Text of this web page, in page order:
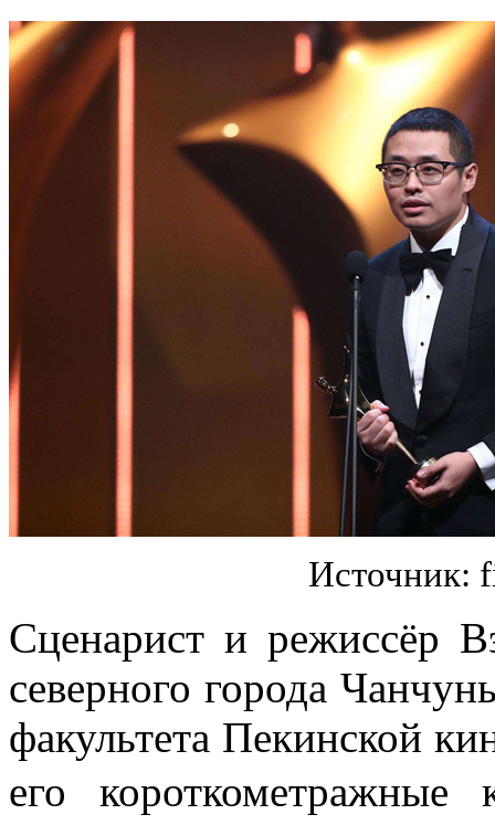
Источник:
Сценарист и режиссёр
северного города
факультета Пекинской
его